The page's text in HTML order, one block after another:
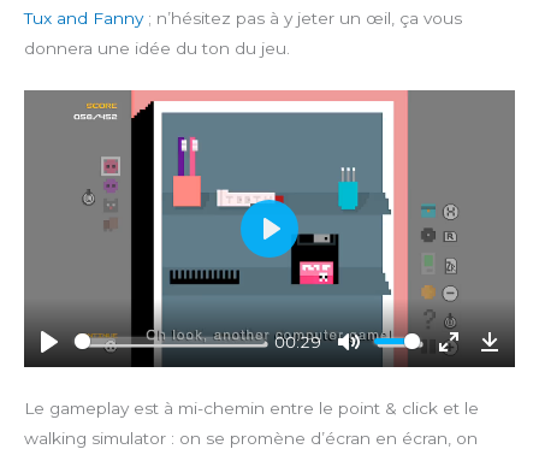
Tux and Fanny; n’hésitez pas à y jeter un œil, ça vous
donnera une idée du ton du jeu.
P
a
y
00:29
M
e
E
e
D
P
y
Le gameplay est à mi-chemin entre le point & click et le
walking simulator : on se promène d’écran en écran, on